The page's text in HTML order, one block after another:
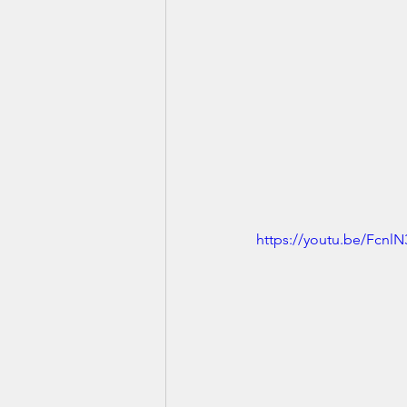
https://youtu.be/